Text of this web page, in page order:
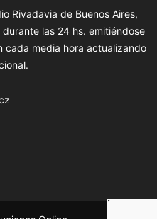
Rivadavia de Buenos Aires,
las 24 hs. emitiéndose
cada media hora actualizando